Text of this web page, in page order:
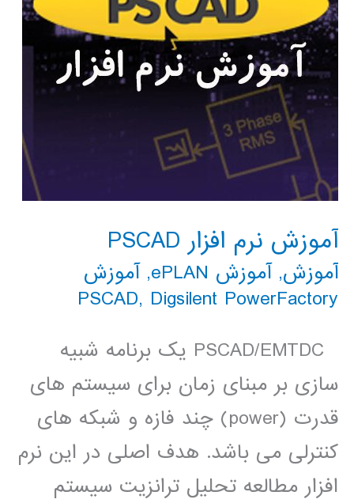
آموزش نرم افزار PSCAD
آموزش,آموزش ePLAN ,آموزش
PSCAD, Digsilent PowerFactory
PSCAD/EMTDC یک برنامه شبیه
سازی بر مبنای زمان برای سیستم های
قدرت (power) چند فازه و شبکه های
کنترلی می باشد. هدف اصلی در این نرم
افزار مطالعه تحلیل ترانزیت سیستم